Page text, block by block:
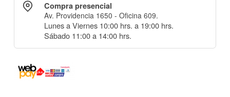
Compra presencial
Av. Providencia 1650 - Oficina 609.
Lunes a Viernes 10:00 hrs. a 19:00 hrs.
Sábado 11:00 a 14:00 hrs.